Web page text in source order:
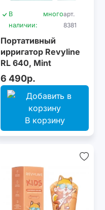
В
наличии:
многоарт.
8381
Портативный
ирригатор Revyline
RL 640, Mint
6 490р.
В корзину